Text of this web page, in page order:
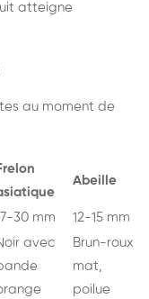
atteigne
au moment de
Abeille
30 mm 12-15 mm
avec
Brun-roux
mat,
poilue